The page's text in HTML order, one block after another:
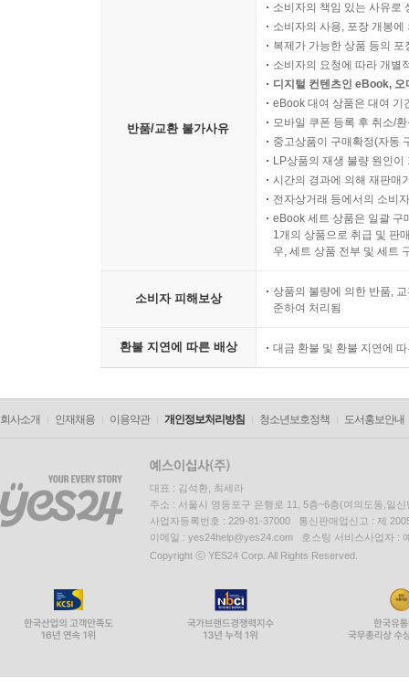
반품/교환 불가사유
소비자의 책임 있는 사유로
소비자의 사용, 포장 개봉
복제가 가능한 상품 등의
소비자의 요청에 따라 개별
디지털 컨텐츠인 eBook,
eBook 대여 상품은 대여 기
모바일 쿠폰 등록 후 취소/
중고상품이 구매확정(자동
LP상품의 재생 불량 원인
시간의 경과에 의해 재판매
전자상거래 등에서의 소비
eBook 세트 상품은 일괄 구
1개의 상품으로 취급 및 판
우, 세트 상품 전부 및 세트
소비자 피해보상
상품의 불량에 의한 반품,
준하여 처리됨
환불 지연에 따른 배상 대금 환불 및 환불 지연에
회사소개 인재채용 이용약관 개인정보처리방침 청소년보호정책 도서홍보안내
대표 : 김석환, 최세라
주소 : 서울시 영등포구 은행로 11, 5층~6층(여의도동,일신
사업자등록번호 : 229-81-37000 통신판매업신고 : 제
이메일 : yes24help@yes24.com 호스팅 서비스사업자 :
Copyright ⓒ YES24 Corp. All Rights Reserved.